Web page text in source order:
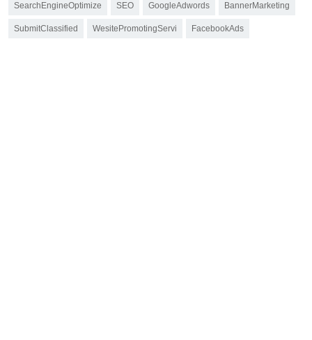
SearchEngineOptimize SEO GoogleAdwords BannerMarketing
SubmitClassified WesitePromotingServi FacebookAds